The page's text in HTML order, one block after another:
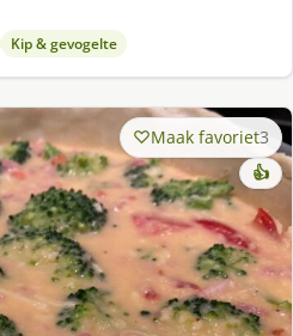
Kip & gevogelte
Maak favoriet3
👍